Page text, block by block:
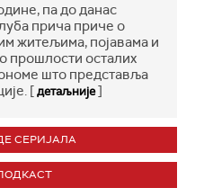
па до данас
прича приче о
житељима, појавама и
прошлости осталих
што представља
[детаљније]
СЕРИЈАЛА